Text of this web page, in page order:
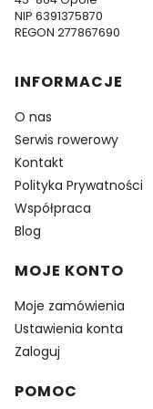
NIP 6391375870
REGON 277867690
Linki w stopce
INFORMACJE
O nas
Serwis rowerowy
Kontakt
Polityka Prywatności
Współpraca
Blog
MOJE KONTO
Moje zamówienia
Ustawienia konta
Zaloguj
POMOC